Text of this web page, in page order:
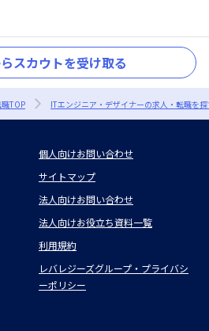
スカウトを受け取る
TOP ITエンジニア・デザイナーの求人・転職を
個人向けお問い合わせ
サイトマップ
法人向けお問い合わせ
法人向けお役立ち資料一覧
利用規約
レバレジーズグループ・プライバシ
ーポリシー